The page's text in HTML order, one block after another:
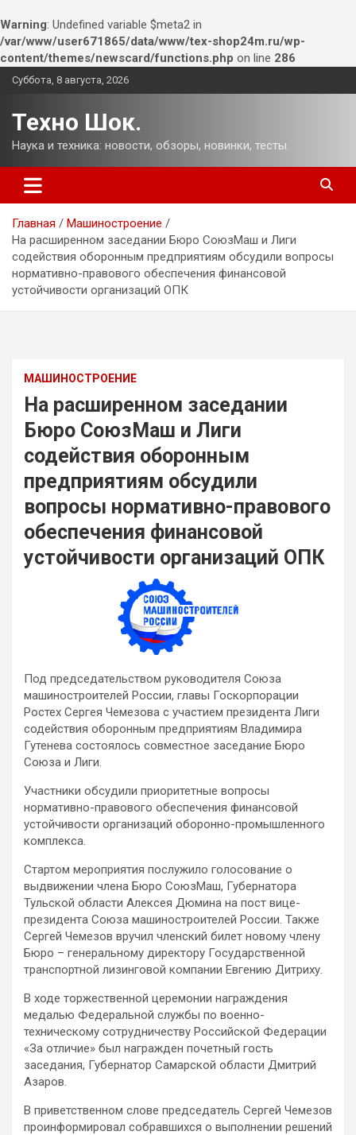
Warning: Undefined variable $meta2 in
/var/www/user671865/data/www/tex-shop24m.ru/wp-
content/themes/newscard/functions.php on line 286
Перейти
Суббота, 8 августа, 2026
Техно Шок.
Наука и техника: новости, обзоры, новинки, тесты.
Главная
Машиностроение
На расширенном заседании Бюро СоюзМаш и Лиги
содействия оборонным предприятиям обсудили вопросы
нормативно-правового обеспечения финансовой
устойчивости организаций ОПК
МАШИНОСТРОЕНИЕ
На расширенном заседании
Бюро СоюзМаш и Лиги
содействия оборонным
предприятиям обсудили
вопросы нормативно-правового
обеспечения финансовой
устойчивости организаций ОПК
Под председательством руководителя Союза
машиностроителей России, главы Госкорпорации
Ростех Сергея Чемезова с участием президента Лиги
содействия оборонным предприятиям Владимира
Гутенева состоялось совместное заседание Бюро
Союза и Лиги.
Участники обсудили приоритетные вопросы
нормативно-правового обеспечения финансовой
устойчивости организаций оборонно-промышленного
комплекса.
Стартом мероприятия послужило голосование о
выдвижении члена Бюро СоюзМаш, Губернатора
Тульской области Алексея Дюмина на пост вице-
президента Союза машиностроителей России. Также
Сергей Чемезов вручил членский билет новому члену
Бюро – генеральному директору Государственной
транспортной лизинговой компании Евгению Дитриху.
В ходе торжественной церемонии награждения
медалью Федеральной службы по военно-
техническому сотрудничеству Российской Федерации
«За отличие» был награжден почетный гость
заседания, Губернатор Самарской области Дмитрий
Азаров.
В приветственном слове председатель Сергей Чемезов
проинформировал собравшихся о выполнении решений